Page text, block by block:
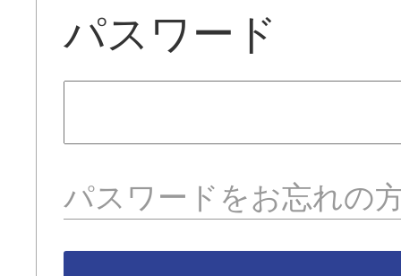
パスワード
パスワードをお忘れの